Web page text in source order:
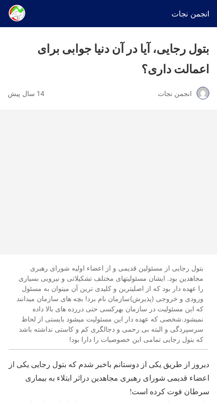
انجمن نجات
بتول رجایی، آیا در آن دنیا جوابی برای
اعمالت داری؟
انجمن نجات 14 سال پیش
بتول رجایی از مسئولین قدیمی و از اعضاء اولیه شورای رهبری
مجاهدین بود. ایشان مسئولیتهای مختلف تشکیلاتی و نیرویی بسیاری
را عهده دار بود که از اصلیترین و کلیدی ترین آن میتوان به مسئول
ورودی و خروجی (پذیرش)سازمان نام برد! بچه های سازمان میدانند
که این مسئولیت در سازمان بهرکسی حتی دررده های بالا داده
نمیشود.شخصی که عهده دار این مسئولیت میشود بایستی از لحاظ
سرسپردگی و البته بی رحمی و دجالگری کم و کاستی نداشته باشد
که بتول رجایی تمامی این خصوصیات را دارا بود!
دیروز از طریق یکی از دوستانم باخبر شدم که بتول رجایی یکی از
اعضاء قدیمی شورای رهبری مجاهدین دراثر ابتلاء به بیماری
سرطان فوت کرده است!